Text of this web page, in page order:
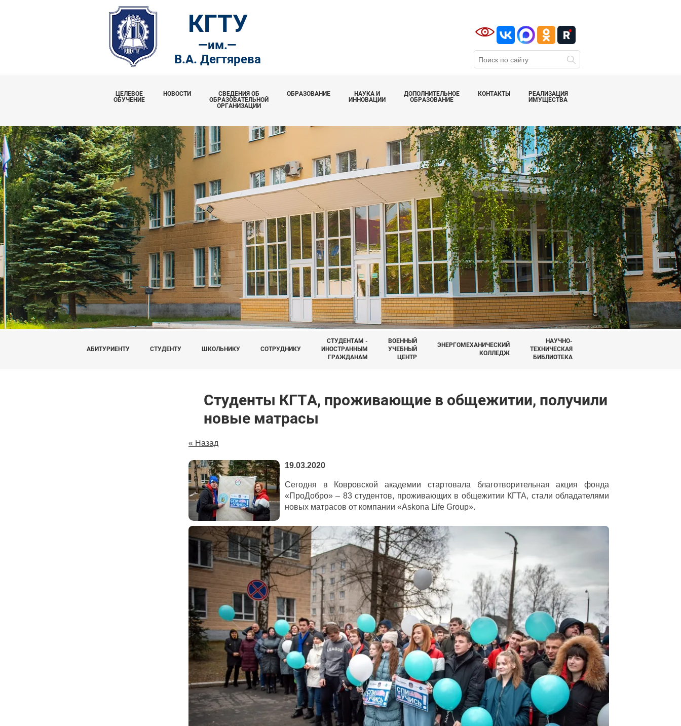
КГТУ
—им.—
В.А. Дегтярева
ЦЕЛЕВОЕ
ОБУЧЕНИЕ
НОВОСТИ
СВЕДЕНИЯ ОБ
ОБРАЗОВАТЕЛЬНОЙ
ОРГАНИЗАЦИИ
ОБРАЗОВАНИЕ
НАУКА И
ИННОВАЦИИ
ДОПОЛНИТЕЛЬНОЕ
ОБРАЗОВАНИЕ
КОНТАКТЫ
РЕАЛИЗАЦИЯ
ИМУЩЕСТВА
АБИТУРИЕНТУ СТУДЕНТУ ШКОЛЬНИКУ СОТРУДНИКУ
СТУДЕНТАМ -
ИНОСТРАННЫМ
ГРАЖДАНАМ
ВОЕННЫЙ
УЧЕБНЫЙ
ЦЕНТР
ЭНЕРГОМЕХАНИЧЕСКИЙ
КОЛЛЕДЖ
НАУЧНО-
ТЕХНИЧЕСКАЯ
БИБЛИОТЕКА
Студенты КГТА, проживающие в общежитии, получили
новые матрасы
« Назад
19.03.2020
Сегодня в Ковровской академии стартовала благотворительная акция фонда
«ПроДобро» – 83 студентов, проживающих в общежитии КГТА, стали обладателями
новых матрасов от компании «Askona Life Group».